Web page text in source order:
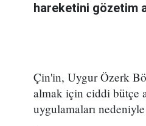
hareketini gözetim
Çin'in, Uygur Özerk
almak için ciddi bütçe
uygulamaları